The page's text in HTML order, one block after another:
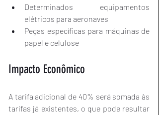
Determinados equipamentos
elétricos para aeronaves
Peças específicas para máquinas de
papel e celulose
Impacto Econômico
A tarifa adicional de 40% será somada às
tarifas já existentes, o que pode resultar